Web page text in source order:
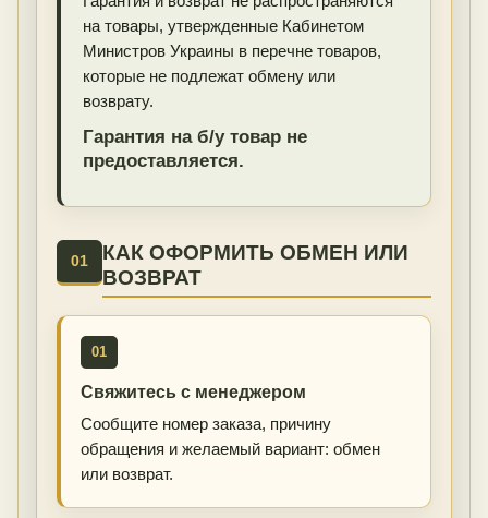
на товары, утвержденные Кабинетом
Министров Украины в перечне товаров,
которые не подлежат обмену или
возврату.
Гарантия на б/у товар не
предоставляется.
01
КАК ОФОРМИТЬ ОБМЕН ИЛИ
ВОЗВРАТ
01
Свяжитесь с менеджером
Сообщите номер заказа, причину
обращения и желаемый вариант: обмен
или возврат.